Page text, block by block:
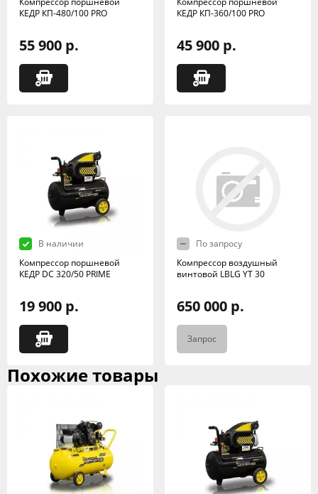
КЕДР КП-480/100 PRO
55 900 р.
КЕДР КП-360/100 PRO
45 900 р.
В наличии
Компрессор поршневой
КЕДР DC 320/50 PRIME
19 900 р.
По запросу
Компрессор воздушный
винтовой LBLG YT 30
650 000 р.
Запрос
Похожие товары